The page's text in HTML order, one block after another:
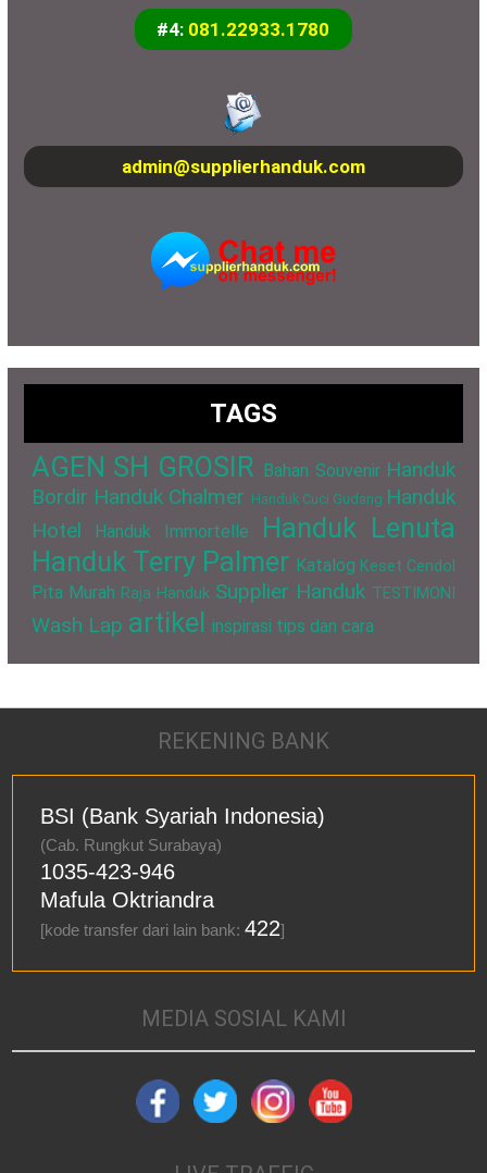
#4: 081.22933.1780
admin@supplierhanduk.com
TAGS
AGEN SH GROSIR Bahan Souvenir Handuk
Bordir Handuk Chalmer Handuk Cuci Gudang Handuk
Hotel
Handuk Immortelle
Handuk Lenuta
Handuk Terry Palmer Katalog Keset Cendol
Pita Murah Raja Handuk Supplier Handuk TESTIMONI
Wash Lap artikel inspirasi tips dan cara
REKENING BANK
BSI (Bank Syariah Indonesia)
(Cab. Rungkut Surabaya)
1035-423-946
Mafula Oktriandra
[kode transfer dari lain bank:422]
MEDIA SOSIAL KAMI